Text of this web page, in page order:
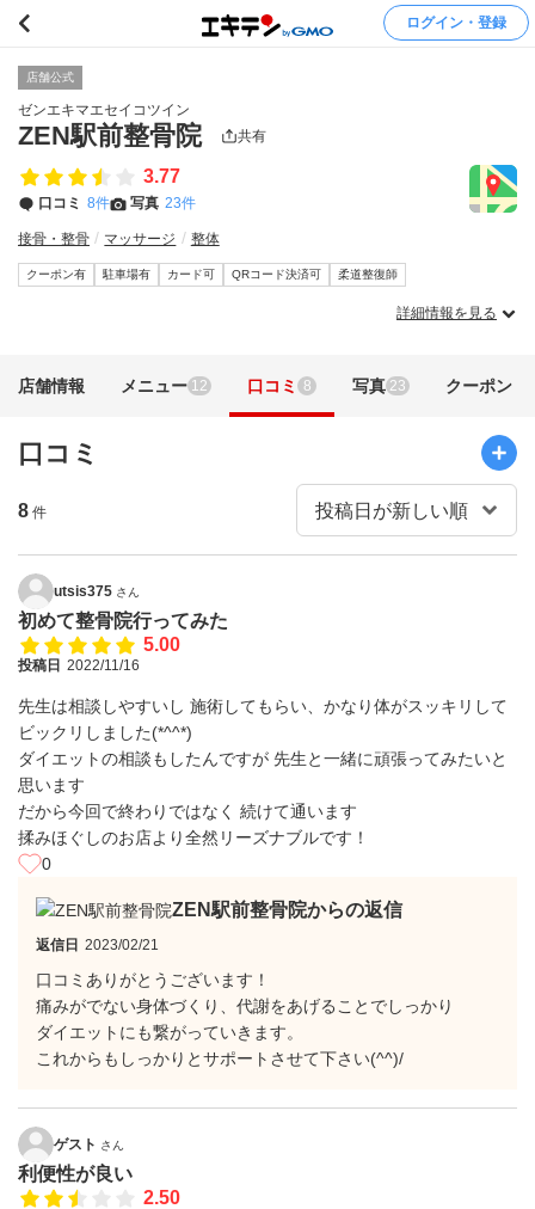
ログイン・登録
店舗公式
ゼンエキマエセイコツイン
ZEN駅前整骨院 共有
3.77
口コミ 8件 写真 23件
接骨・整骨 マッサージ 整体
クーポン有 駐車場有 カード可 QRコード決済可 柔道整復師
詳細情報を見る
店舗情報 メニュー 12 口コミ 8 写真 23 クーポン
口コミ
8 件
utsis375 さん
初めて整骨院行ってみた
5.00
投稿日 2022/11/16
先生は相談しやすいし 施術してもらい、かなり体がスッキリして
ビックリしました(*^^*)
ダイエットの相談もしたんですが 先生と一緒に頑張ってみたいと
思います
だから今回で終わりではなく 続けて通います
揉みほぐしのお店より全然リーズナブルです！
0
ZEN駅前整骨院からの返信
返信日 2023/02/21
口コミありがとうございます！
痛みがでない身体づくり、代謝をあげることでしっかり
ダイエットにも繋がっていきます。
これからもしっかりとサポートさせて下さい(^^)/
ゲスト さん
利便性が良い
2.50